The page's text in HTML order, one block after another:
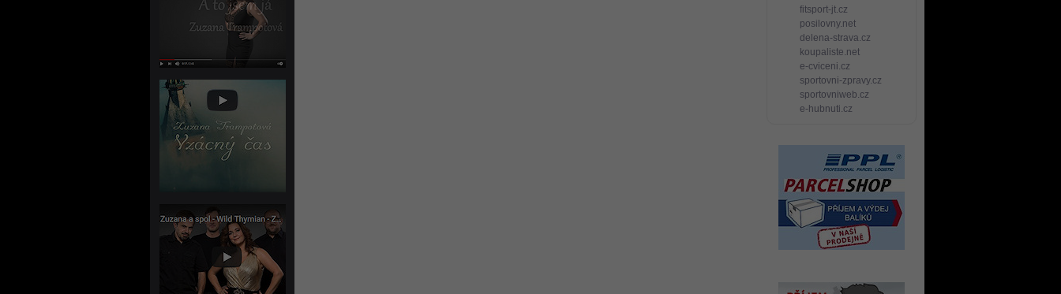
fitsport-jt.cz
posilovny.net
delena-strava.cz
koupaliste.net
e-cviceni.cz
sportovni-zpravy.cz
sportovniweb.cz
e-hubnuti.cz